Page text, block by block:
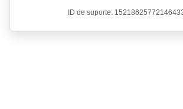
ID de suporte: